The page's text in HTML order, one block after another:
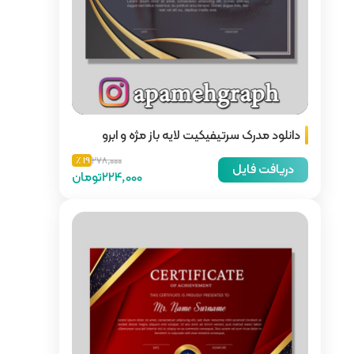
باز مژه و ابرو
278,00019 ٪
224,000تومان